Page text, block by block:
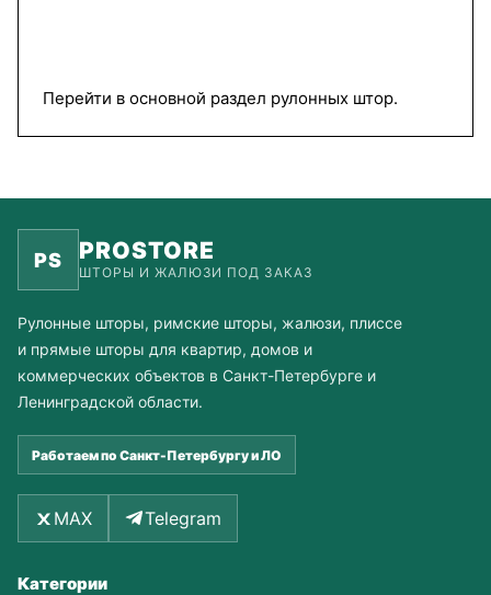
Перейти в основной раздел рулонных штор.
PS PROSTORE
ШТОРЫ И ЖАЛЮЗИ ПОД ЗАКАЗ
Рулонные шторы, римские шторы, жалюзи, плиссе
и прямые шторы для квартир, домов и
коммерческих объектов в Санкт-Петербурге и
Ленинградской области.
Работаем по Санкт-Петербургу и ЛО
MAX Telegram
Категории